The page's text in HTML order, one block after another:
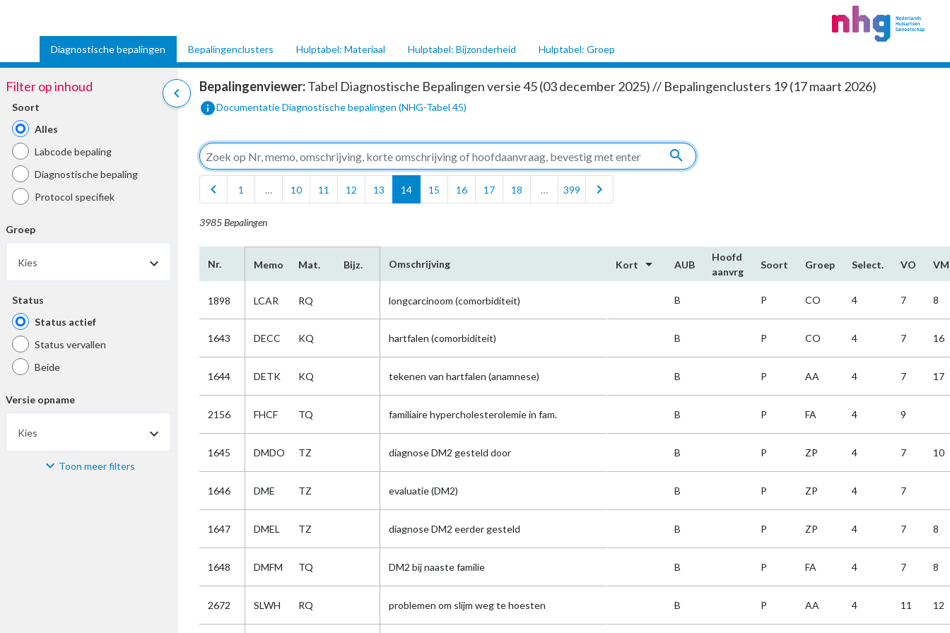
Diagnostische bepalingen Bepalingenclusters Hulptabel: Materiaal Hulptabel: Bijzonderheid Hulptabel: Groep
chevron_left
Filter op inhoud
Soort
Alles
Labcode bepaling
Diagnostische bepaling
Protocol specifiek
Groep
Kies
Status
Status actief
Status vervallen
Beide
Versie opname
Kies
Materiaal Toon meer filters
Bepalingenviewer:Tabel Diagnostische Bepalingen versie 45 (03 december 2025) // Bepalingenclusters 19 (17 maart 2026)
infoDocumentatie Diagnostische bepalingen (NHG-Tabel 45)
search
chevron_left
1 … 10 11 12 13 14 15 16 17 18 … 399 chevron_right
3985 Bepalingen
Nr. Memo Mat. Bijz. Omschrijving Kort arrow_drop_down AUB
Hoofd​
aanvrg
Soort Groep Select. VO VM
1898 LCAR RQ longcarcinoom (comorbiditeit) B P CO 4 7 8
1643 DECC KQ hartfalen (comorbiditeit) B P CO 4 7 16
1644 DETK KQ tekenen van hartfalen (anamnese) B P AA 4 7 17
2156 FHCF TQ familiaire hypercholesterolemie in fam. B P FA 4 9
1645 DMDO TZ diagnose DM2 gesteld door B P ZP 4 7 10
1646 DME TZ evaluatie (DM2) B P ZP 4 7
1647 DMEL TZ diagnose DM2 eerder gesteld B P ZP 4 7 8
1648 DMFM TQ DM2 bij naaste familie B P FA 4 7 8
2672 SLWH RQ problemen om slijm weg te hoesten B P AA 4 11 12